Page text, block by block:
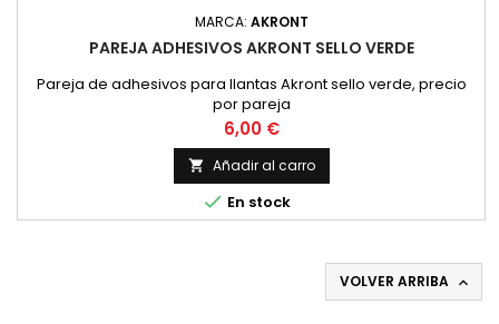
MARCA: AKRONT
PAREJA ADHESIVOS AKRONT SELLO VERDE
Pareja de adhesivos para llantas Akront sello verde, precio
por pareja
Precio
6,00 €
 Añadir al carro
 En stock
VOLVER ARRIBA 